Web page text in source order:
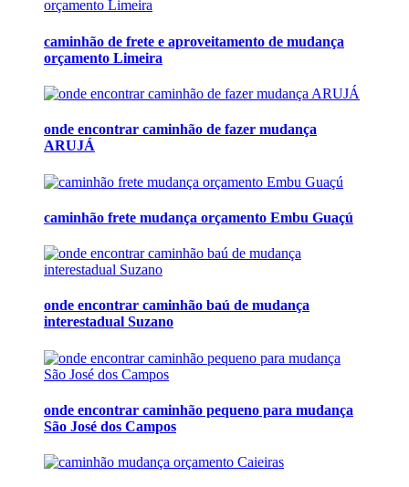
caminhão de frete e aproveitamento de mudança
orçamento Limeira
onde encontrar caminhão de fazer mudança
ARUJÁ
caminhão frete mudança orçamento Embu Guaçú
onde encontrar caminhão baú de mudança
interestadual Suzano
onde encontrar caminhão pequeno para mudança
São José dos Campos